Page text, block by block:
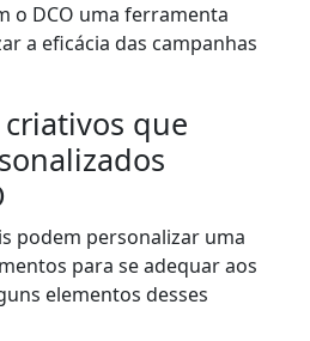
o DCO uma ferramenta
a eficácia das campanhas
que
podem personalizar uma
para se adequar aos
elementos desses